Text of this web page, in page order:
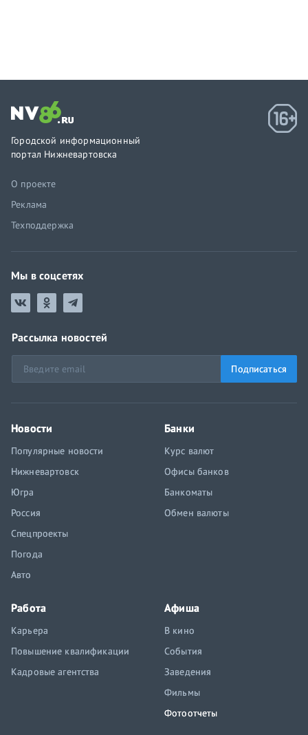
Городской информационный
портал Нижневартовска
О проекте
Реклама
Техподдержка
Мы в соцсетях
Рассылка новостей
Подписаться
Новости
Популярные новости
Нижневартовск
Югра
Россия
Спецпроекты
Погода
Авто
Банки
Курс валют
Офисы банков
Банкоматы
Обмен валюты
Работа
Карьера
Повышение квалификации
Кадровые агентства
Афиша
В кино
События
Заведения
Фильмы
Фотоотчеты